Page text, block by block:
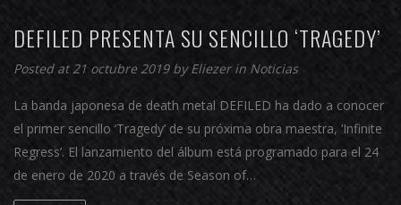
DEFILED PRESENTA SU SENCILLO ‘TRAGEDY’
Posted at 21 octubre 2019 byEliezer in Noticias
La banda japonesa de death metal DEFILED ha dado a conocer
el primer sencillo ‘Tragedy’ de su próxima obra maestra, ‘Infinite
Regress’. El lanzamiento del álbum está programado para el 24
de enero de 2020 a través de Season of…